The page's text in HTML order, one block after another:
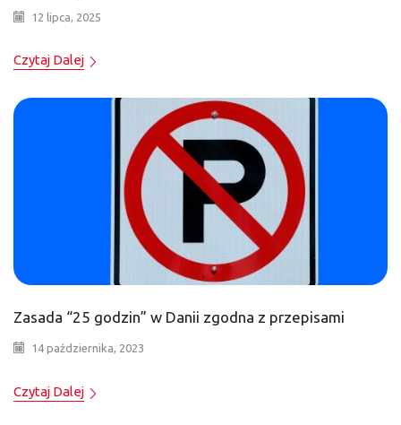
12 lipca, 2025
Czytaj Dalej
Zasada “25 godzin” w Danii zgodna z przepisami
14 października, 2023
Czytaj Dalej